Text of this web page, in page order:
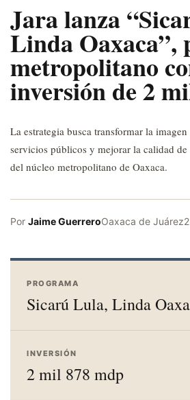
Jara lanza
Linda Oaxaca”,
metropolitano
inversión de 2
La estrategia busca transformar la
servicios públicos y mejorar la calidad
del núcleo metropolitano de Oaxaca.
Por Jaime GuerreroOaxaca de Juárez
PROGRAMA
Sicarú Lula, Linda
INVERSIÓN
2 mil 878 mdp